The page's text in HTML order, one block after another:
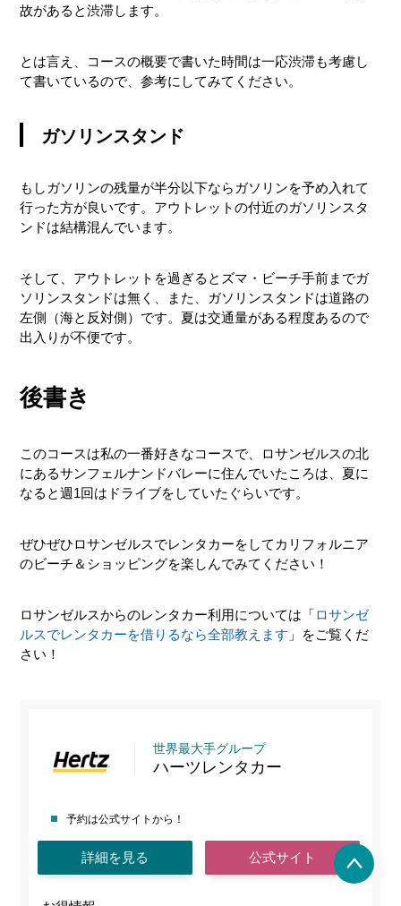
故があると渋滞します。
とは言え、コースの概要で書いた時間は一応渋滞も考慮し
て書いているので、参考にしてみてください。
ガソリンスタンド
もしガソリンの残量が半分以下ならガソリンを予め入れて
行った方が良いです。アウトレットの付近のガソリンスタ
ンドは結構混んでいます。
そして、アウトレットを過ぎるとズマ・ビーチ手前までガ
ソリンスタンドは無く、また、ガソリンスタンドは道路の
左側（海と反対側）です。夏は交通量がある程度あるので
出入りが不便です。
後書き
このコースは私の一番好きなコースで、ロサンゼルスの北
にあるサンフェルナンドバレーに住んでいたころは、夏に
なると週1回はドライブをしていたぐらいです。
ぜひぜひロサンゼルスでレンタカーをしてカリフォルニア
のビーチ＆ショッピングを楽しんでみてください！
ロサンゼルスからのレンタカー利用については「 ロサンゼ
ルスでレンタカーを借りるなら全部教えます 」をご覧くだ
さい！
世界最大手グループ
ハーツレンタカー
予約は公式サイトから！
詳細を見る 公式サイト